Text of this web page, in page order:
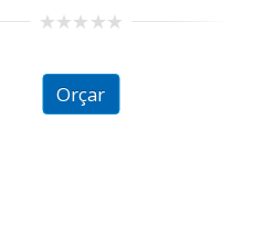
of
Orçar